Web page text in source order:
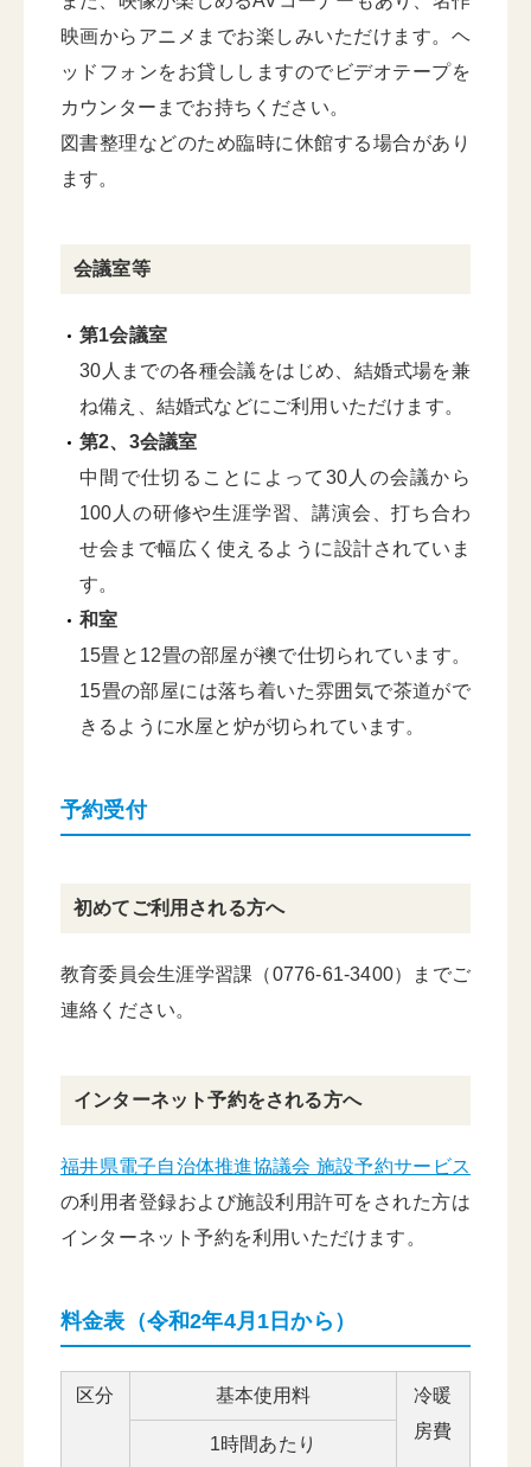
映画からアニメまでお楽しみいただけます。ヘ
ッドフォンをお貸ししますのでビデオテープを
カウンターまでお持ちください。
図書整理などのため臨時に休館する場合があり
ます。
会議室等
第1会議室
30人までの各種会議をはじめ、結婚式場を兼
ね備え、結婚式などにご利用いただけます。
第2、3会議室
中間で仕切ることによって30人の会議から
100人の研修や生涯学習、講演会、打ち合わ
せ会まで幅広く使えるように設計されていま
す。
和室
15畳と12畳の部屋が襖で仕切られています。
15畳の部屋には落ち着いた雰囲気で茶道がで
きるように水屋と炉が切られています。
予約受付
初めてご利用される方へ
教育委員会生涯学習課（0776-61-3400）までご
連絡ください。
インターネット予約をされる方へ
福井県電子自治体推進協議会 施設予約サービス
の利用者登録および施設利用許可をされた方は
インターネット予約を利用いただけます。
料金表（令和2年4月1日から）
区分 基本使用料
冷暖
房費
1時間あたり